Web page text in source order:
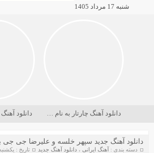
شنبه 17 مرداد 1405
دانلود آهنگ چارتار به نام در حسرت ماه
دانلود آهنگ جدید سپهر خلسه و علیرضا جی جی
دسته بندی :آهنگ ایرانی ، دانلود آهنگ جدید تاریخ : یکشنبه 18 اکتبر